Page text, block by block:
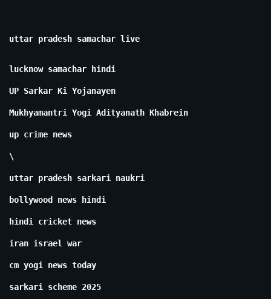
uttar pradesh samachar live
lucknow samachar hindi
UP Sarkar Ki Yojanayen
Mukhyamantri Yogi Adityanath Khabrein
up crime news
\
uttar pradesh sarkari naukri
bollywood news hindi
hindi cricket news
iran israel war
cm yogi news today
sarkari scheme 2025